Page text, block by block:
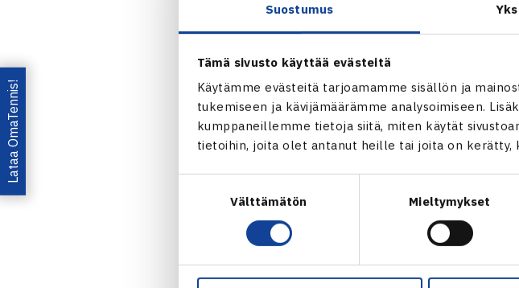
Suostumus
Tämä sivusto käyttää evästeitä
Käytämme evästeitä tarjoamamme sisällön ja
tukemiseen ja kävijämäärämme analysoimiseen.
kumppaneillemme tietoja siitä, miten käytät
tietoihin, joita olet antanut heille tai joita on kerätty,
Välttämätön Mieltymykset
Jaa:
Lataa OmaTennis!